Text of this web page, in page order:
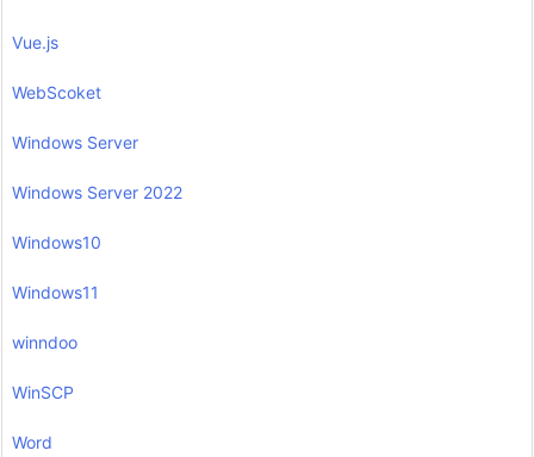
Vue.js
WebScoket
Windows Server
Windows Server 2022
Windows10
Windows11
winndoo
WinSCP
Word